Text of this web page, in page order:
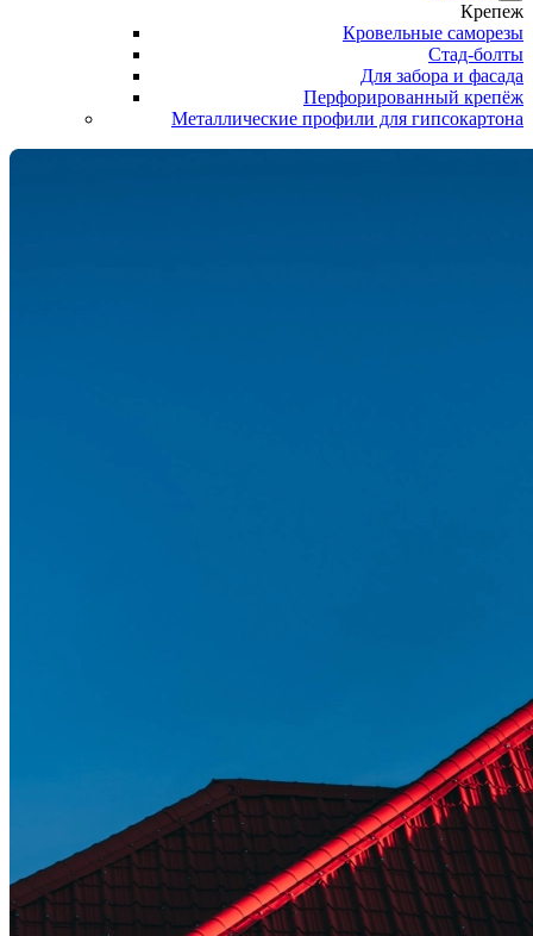
Крепеж
Кровельные саморезы
Стад-болты
Для забора и фасада
Перфорированный крепёж
Металлические профили для гипсокартона